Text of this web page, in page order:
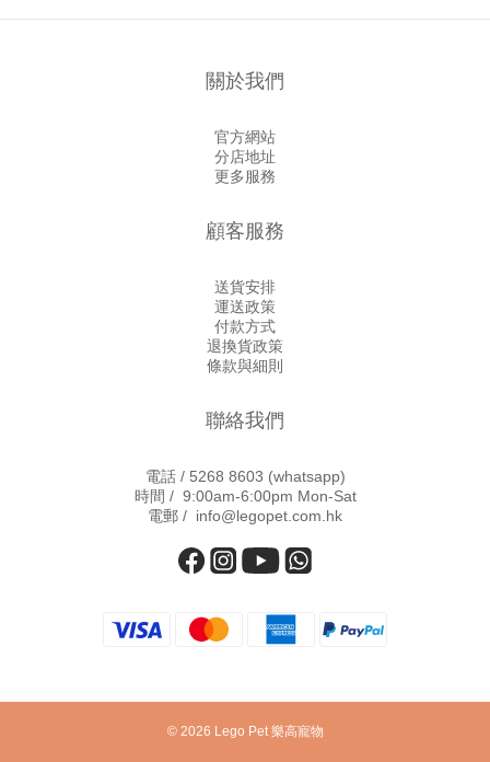
關於我們
官方網站
分店地址
更多服務
顧客服務
送貨安排
運送政策
付款方式
退換貨政策
條款與細則
聯絡我們
電話 / 5268 8603 (whatsapp)
時間 / 9:00am-6:00pm Mon-Sat
電郵 / info@legopet.com.hk
© 2026 Lego Pet 樂高寵物